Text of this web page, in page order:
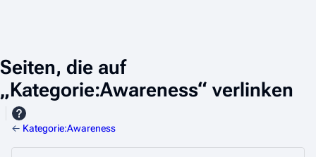
Seiten, die auf
„Kategorie:Awareness“ verlinken
← Kategorie:Awareness